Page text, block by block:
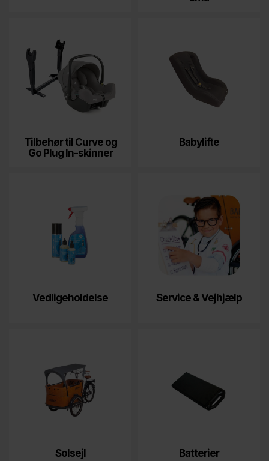
Tilbehør til Curve og
Go Plug In-skinner
Babylifte
Vedligeholdelse Service & Vejhjælp
Solsejl Batterier